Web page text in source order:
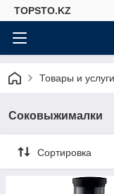
TOPSTO.KZ
Товары и услуги
Соковыжималки
Сортировка